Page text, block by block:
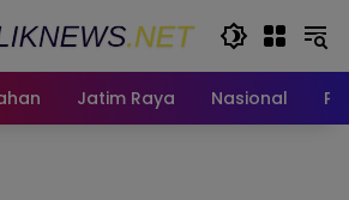
Jatim Raya Nasional